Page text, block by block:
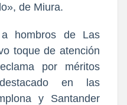
de Miura.
hombros de Las
toque de atención
por méritos
en las
y Santander